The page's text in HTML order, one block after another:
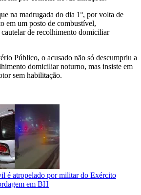
na madrugada do dia 1º, por volta de
em um posto de combustível,
de recolhimento domiciliar
Público, o acusado não só descumpriu a
domiciliar noturno, mas insiste em
sem habilitação.
é atropelado por militar do Exército
em BH